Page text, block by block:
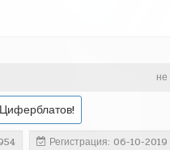
Регистрация: 06-10-2019